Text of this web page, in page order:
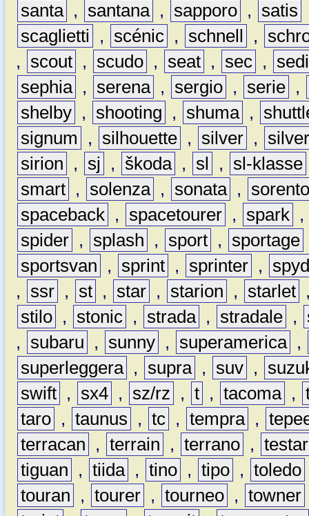
santa , santana , sapporo , satis
scaglietti
, scénic , schnell ,
,
scout , scudo , seat , sec ,
sephia , serena , sergio , serie ,
shelby , shooting , shuma ,
signum
, silhouette , silver ,
sirion
, sj , škoda , sl , sl-klasse
smart , solenza , sonata ,
spaceback , spacetourer , spark ,
spider , splash , sport , sportage
sportsvan
, sprint , sprinter ,
,
ssr , st , star , starion , starlet
stilo , stonic , strada , stradale ,
,
subaru , sunny , superamerica ,
superleggera , supra , suv ,
swift , sx4 , sz/rz , t , tacoma ,
taro , taunus , tc , tempra ,
terracan
, terrain , terrano ,
tiguan
, tiida , tino , tipo , toledo
touran
, tourer , tourneo , towner